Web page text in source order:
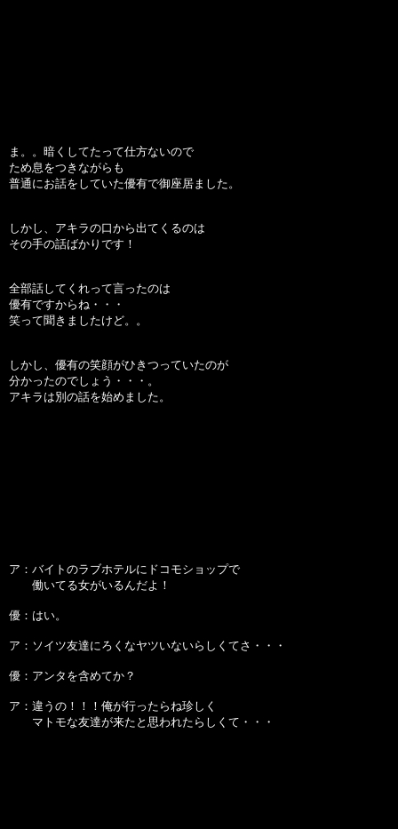
ま。。暗くしてたって仕方ないので
ため息をつきながらも
普通にお話をしていた優有で御座居ました。
しかし、アキラの口から出てくるのは
その手の話ばかりです！
全部話してくれって言ったのは
優有ですからね・・・
笑って聞きましたけど。。
しかし、優有の笑顔がひきつっていたのが
分かったのでしょう・・・。
アキラは別の話を始めました。
ア：バイトのラブホテルにドコモショップで
働いてる女がいるんだよ！
優：はい。
ア：ソイツ友達にろくなヤツいないらしくてさ・・・
優：アンタを含めてか？
ア：違うの！！！俺が行ったらね珍しく
マトモな友達が来たと思われたらしくて・・・